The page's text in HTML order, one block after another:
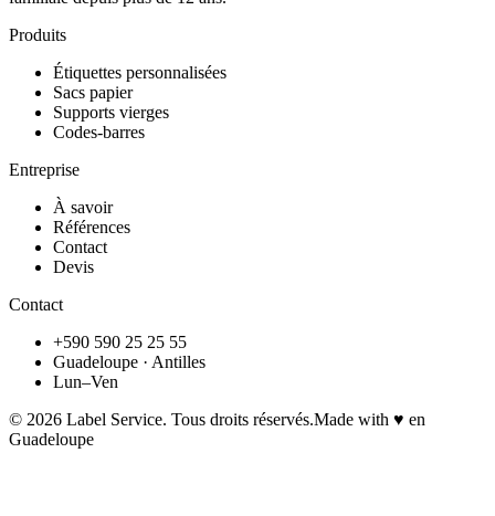
Produits
Étiquettes personnalisées
Sacs papier
Supports vierges
Codes-barres
Entreprise
À savoir
Références
Contact
Devis
Contact
+590 590 25 25 55
Guadeloupe · Antilles
Lun–Ven
© 2026 Label Service. Tous droits réservés.Made with ♥ en
Guadeloupe